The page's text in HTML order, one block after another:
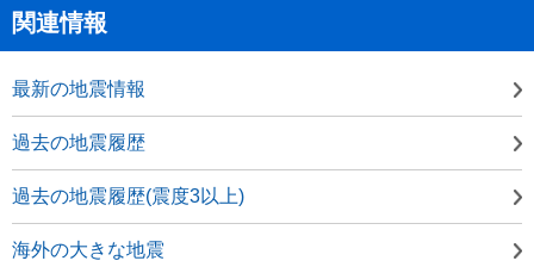
関連情報
最新の地震情報
過去の地震履歴
過去の地震履歴(震度3以上)
海外の大きな地震